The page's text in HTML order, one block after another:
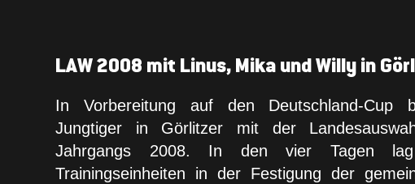
LAW 2008 mit Linus, Mika und Willy in
In Vorbereitung auf den Deutschland-Cup
Jungtiger in Görlitzer mit der
Jahrgangs 2008. In den vier Tagen
Trainingseinheiten in der Festigung der